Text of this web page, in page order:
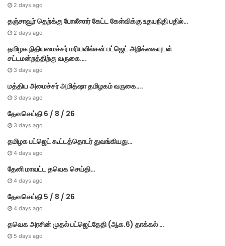
2 days ago
தஞ்சாவூர் தெற்க்கு போலீஸார் கேட்ட கேள்விக்கு உதயநிதி பதில்…
2 days ago
தமி​ழ​க நிதியமைச்சர் மரியவில்சன் பட்ஜெட் அறிக்கையுடன்
சட்டமன்றத்திற்கு வருகை….
3 days ago
மத்திய அமைச்சர் அமித்ஷா தமிழகம் வருகை….
3 days ago
தேவசெய்தி 6 / 8 / 26
3 days ago
தமிழக பட்ஜெட் கூட்டத்தொடர் துவங்கியது…
4 days ago
தேனி மாவட்ட தவெக செய்தி…
4 days ago
தேவசெய்தி 5 / 8 / 26
4 days ago
தவெக அரசின் முதல் பட்​ஜெட்தேதி (ஆக.6) தாக்​கல் …
5 days ago